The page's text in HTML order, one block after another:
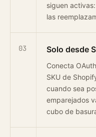
siguen
las
03 Solo desde
Conecta
SKU de
cuando sea
emparejados
cubo de